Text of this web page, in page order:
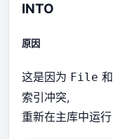
INTO
原因
这是因为 File 和
索引冲突,
重新在主库中运行